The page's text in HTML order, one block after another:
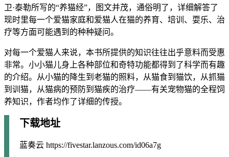
卫·泰勒所写的“养猫经”，图文并茂，通俗明了，详细解答了
现时里每一个爱猫家庭和爱猫人在猫的养育、培训、耍乐、治
疗等方面可能遇到的种种疑问。
对每一个爱猫人来说，本书所提供的知识往往出乎意料而受惠
非常。小小猫儿身上各种部位和奇特功能都得到了科学而有趣
的介绍。从小猫的降生到老猫的照料，从猫食到猫饮，从抓猫
到训猫，从猫病的预防到猫疾的治疗——有关宠物猫的全程饲
养知识，作者均作了详细的传授。
下载地址
蓝奏云 https://fivestar.lanzous.com/id06a7g